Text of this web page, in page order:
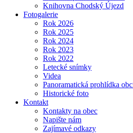
Knihovna Chodský Újezd
Fotogalerie
Rok 2026
Rok 2025
Rok 2024
Rok 2023
Rok 2022
Letecké snímky
Videa
Panoramatická prohlídka
Historické foto
Kontakt
Kontakty na obec
Napište nám
Zajímavé odkazy